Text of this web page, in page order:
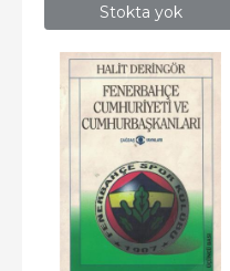
Stokta yok